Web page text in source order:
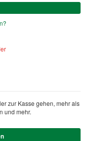
zur Kasse gehen, mehr als
und mehr.